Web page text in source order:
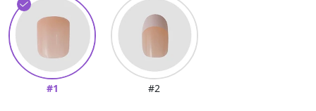
#1 #2